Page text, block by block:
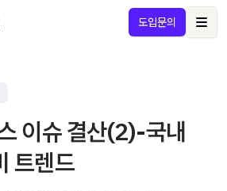
도입문의
이슈 결산(2)-국내
트렌드